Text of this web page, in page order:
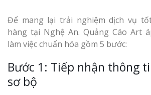
Để mang lại trải nghiệm dịch vụ
hàng tại Nghệ An. Quảng Cáo Art
làm việc chuẩn hóa gồm 5 bước:
Bước 1: Tiếp nhận thông
sơ bộ